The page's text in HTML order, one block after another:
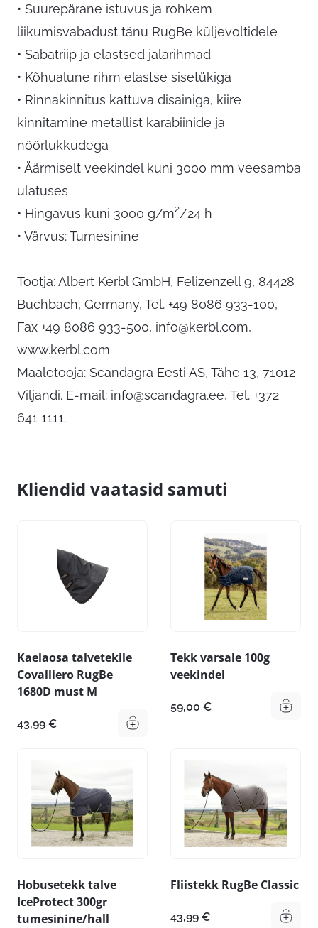
• Suurepärane istuvus ja rohkem
liikumisvabadust tänu RugBe küljevoltidele
• Sabatriip ja elastsed jalarihmad
• Kõhualune rihm elastse sisetükiga
• Rinnakinnitus kattuva disainiga, kiire
kinnitamine metallist karabiinide ja
nöörlukkudega
• Äärmiselt veekindel kuni 3000 mm veesamba
ulatuses
• Hingavus kuni 3000 g/m²/24 h
• Värvus: Tumesinine
Tootja: Albert Kerbl GmbH, Felizenzell 9, 84428
Buchbach, Germany, Tel. +49 8086 933-100,
Fax +49 8086 933-500, info@kerbl.com,
www.kerbl.com
Maaletooja: Scandagra Eesti AS, Tähe 13, 71012
Viljandi. E-mail: info@scandagra.ee, Tel. +372
641 1111.
Kliendid vaatasid samuti
Kaelaosa talvetekile
Covalliero RugBe
1680D must M
43,99 €
Tekk varsale 100g
veekindel
59,00 €
Hobusetekk talve
IceProtect 300gr
tumesinine/hall
Fliistekk RugBe Classic
43,99 €